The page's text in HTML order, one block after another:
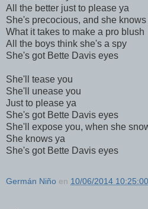
All the better just to please ya
She's precocious, and she knows
What it takes to make a pro blush
All the boys think she's a spy
She's got Bette Davis eyes
She'll tease you
She'll unease you
Just to please ya
She's got Bette Davis eyes
She'll expose you, when she
She knows ya
She's got Bette Davis eyes
Germán Niño en 10/06/2014